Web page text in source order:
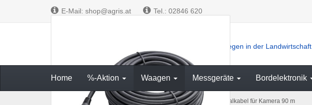
E-Mail: shop@agris.at Tel.: 02846 620
Messen und Wiegen in der Landwirtschaft
Home %-Aktion Waagen Messgeräte Bordelektronik
Waagen Fahrzeugwaagen Zubehör Videosignalkabel für Kamera 90 m